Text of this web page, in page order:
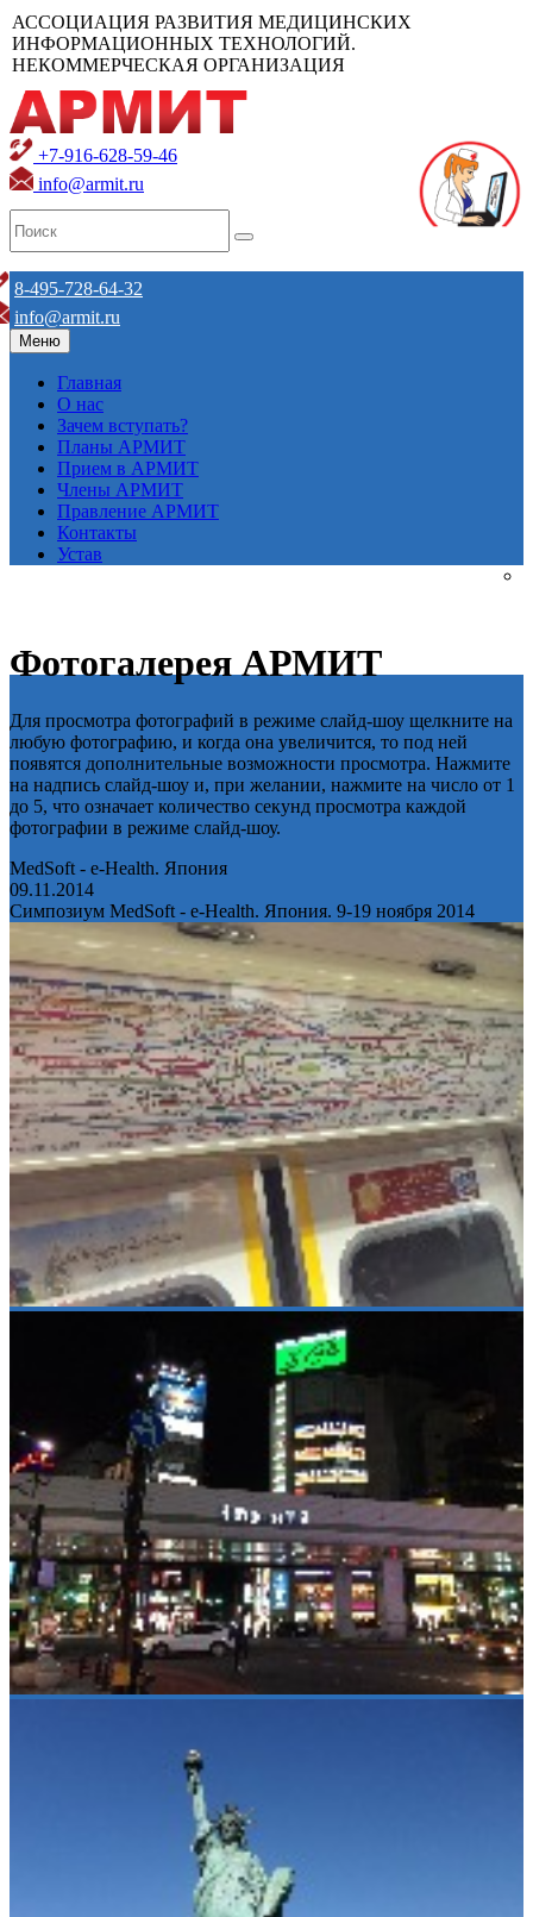
АССОЦИАЦИЯ РАЗВИТИЯ МЕДИЦИНСКИХ
ИНФОРМАЦИОННЫХ ТЕХНОЛОГИЙ.
НЕКОММЕРЧЕСКАЯ ОРГАНИЗАЦИЯ
+7-916-628-59-46
info@armit.ru
8-495-728-64-32
info@armit.ru
Меню
Главная
О нас
Зачем вступать?
Планы АРМИТ
Прием в АРМИТ
Члены АРМИТ
Правление АРМИТ
Контакты
Устав
Фотогалерея АРМИТ
Для просмотра фотографий в режиме слайд-шоу щелкните на
любую фотографию, и когда она увеличится, то под ней
появятся дополнительные возможности просмотра. Нажмите
на надпись слайд-шоу и, при желании, нажмите на число от 1
до 5, что означает количество секунд просмотра каждой
фотографии в режиме слайд-шоу.
MedSoft - e-Health. Япония
09.11.2014
Симпозиум MedSoft - e-Health. Япония. 9-19 ноября 2014